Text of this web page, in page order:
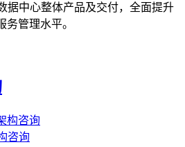
据中心整体产品及交付，全面提升
务管理水平。
构咨询
咨询